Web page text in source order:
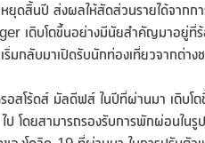
ยุดสิ้นปี ส่งผลให้สัดส่วนรายได้จากก
เติบโตขึ้นอย่างมีนัยสำคัญมาอ
ริ่มกลับมาเปิดรับนักท่องเที่ยวจากต่าง
อสโร้ดส์ มัลดีฟส์ ในปีที่ผ่านมา เติบโ
โดยสามารถรองรับการพักผ่อนใน